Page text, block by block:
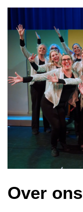
Over ons